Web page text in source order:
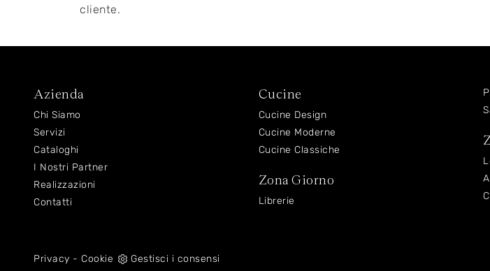
cliente.
Azienda
Chi Siamo
Servizi
Cataloghi
I Nostri Partner
Realizzazioni
Contatti
Cucine
Cucine Design
Cucine Moderne
Cucine Classiche
Zona Giorno
Librerie
Privacy - Cookie Gestisci i consensi